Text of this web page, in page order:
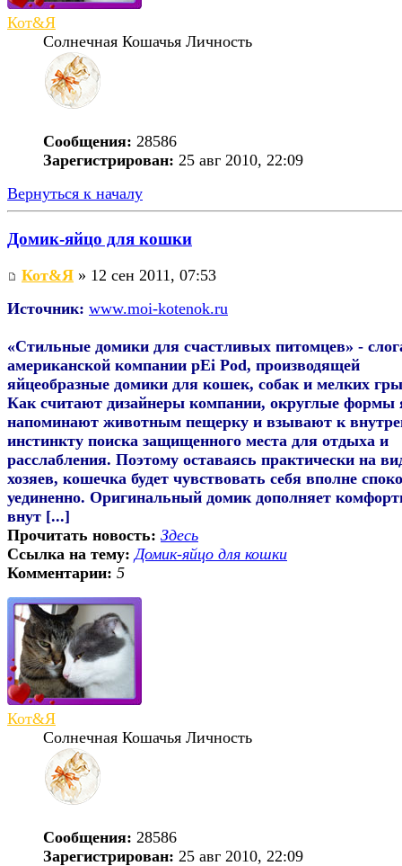
Кот&Я
Солнечная Кошачья Личность
Сообщения: 28586
Зарегистрирован: 25 авг 2010, 22:09
Вернуться к началу
Домик-яйцо для кошки
Кот&Я » 12 сен 2011, 07:53
Источник: www.moi-kotenok.ru
«Стильные домики для счастливых питомцев» -
американской компании pEi Pod, производящей
яйцеобразные домики для кошек, собак и мелких
Как считают дизайнеры компании, округлые формы
напоминают животным пещерку и взывают к
инстинкту поиска защищенного места для отдыха и
расслабления. Поэтому оставаясь практически на
хозяев, кошечка будет чувствовать себя вполне
уединенно. Оригинальный домик дополняет
внут [...]
Прочитать новость: Здесь
Ссылка на тему: Домик-яйцо для кошки
Комментарии: 5
Кот&Я
Солнечная Кошачья Личность
Сообщения: 28586
Зарегистрирован: 25 авг 2010, 22:09